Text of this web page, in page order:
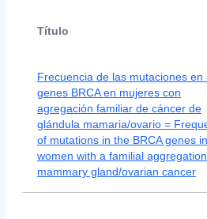
Título
Frecuencia de las mutaciones en
genes BRCA en mujeres con
agregación familiar de cáncer de
glándula mamaria/ovario =
of mutations in the BRCA genes in
women with a familial
mammary gland/ovarian cancer